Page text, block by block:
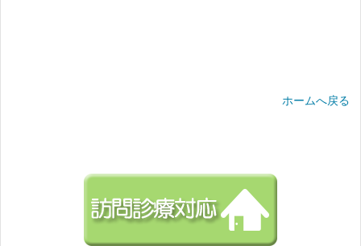
ホームへ戻る